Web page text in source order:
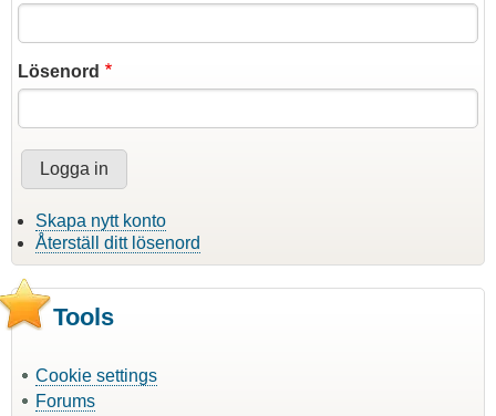
Lösenord
Skapa nytt konto
Återställ ditt lösenord
Tools
Cookie settings
Forums